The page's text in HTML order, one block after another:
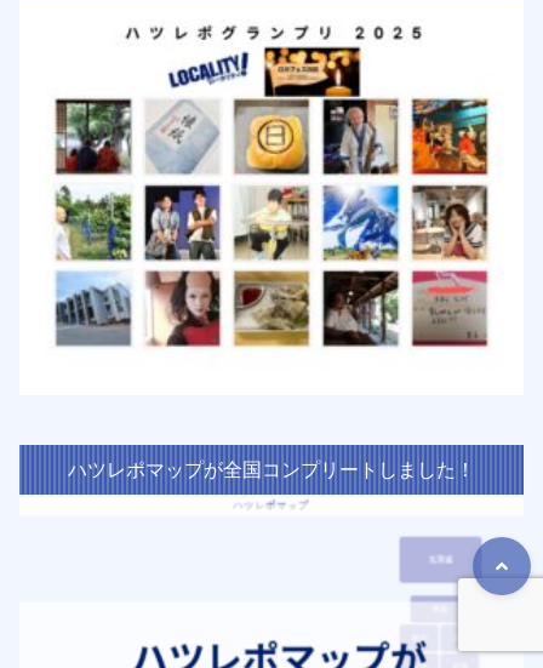
ハツレポマップが全国コンプリートしました！